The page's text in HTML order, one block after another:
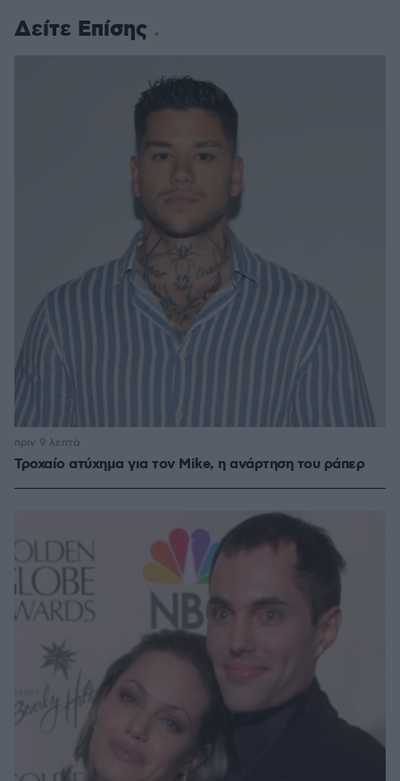
Δείτε Επίσης
Τροχαίο ατύχημα για τον Mike, η ανάρτηση του ράπερ
πριν 9 λεπτά